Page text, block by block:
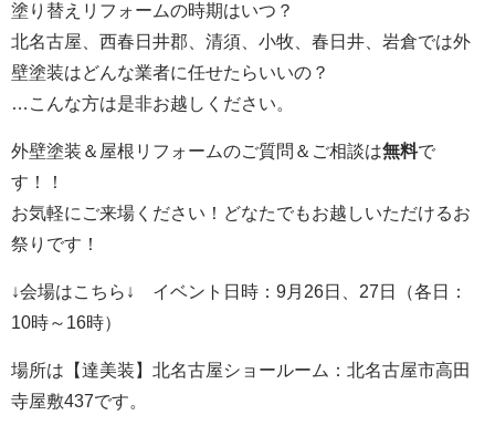
塗り替えリフォームの時期はいつ？
北名古屋、西春日井郡、清須、小牧、春日井、岩倉では外
壁塗装はどんな業者に任せたらいいの？
…こんな方は是非お越しください。
外壁塗装＆屋根リフォームのご質問＆ご相談は無料で
す！！
お気軽にご来場ください！ どなたでもお越しいただけるお
祭りです！
↓会場はこちら↓ イベント日時：9月26日、27日（各日：
10時～16時）
場所は【達美装】北名古屋ショールーム：北名古屋市高田
寺屋敷437です。